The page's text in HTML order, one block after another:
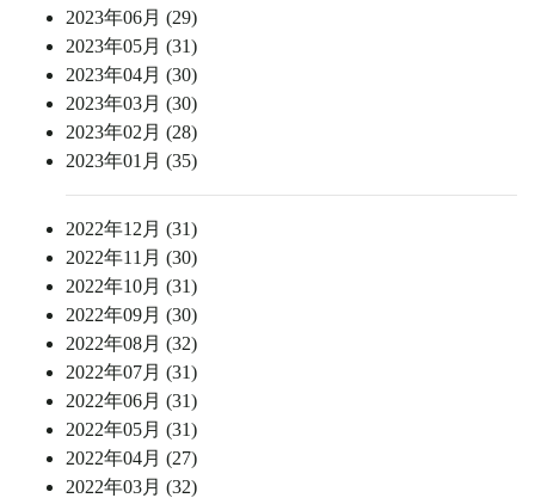
2023年06月 (29)
2023年05月 (31)
2023年04月 (30)
2023年03月 (30)
2023年02月 (28)
2023年01月 (35)
2022年12月 (31)
2022年11月 (30)
2022年10月 (31)
2022年09月 (30)
2022年08月 (32)
2022年07月 (31)
2022年06月 (31)
2022年05月 (31)
2022年04月 (27)
2022年03月 (32)